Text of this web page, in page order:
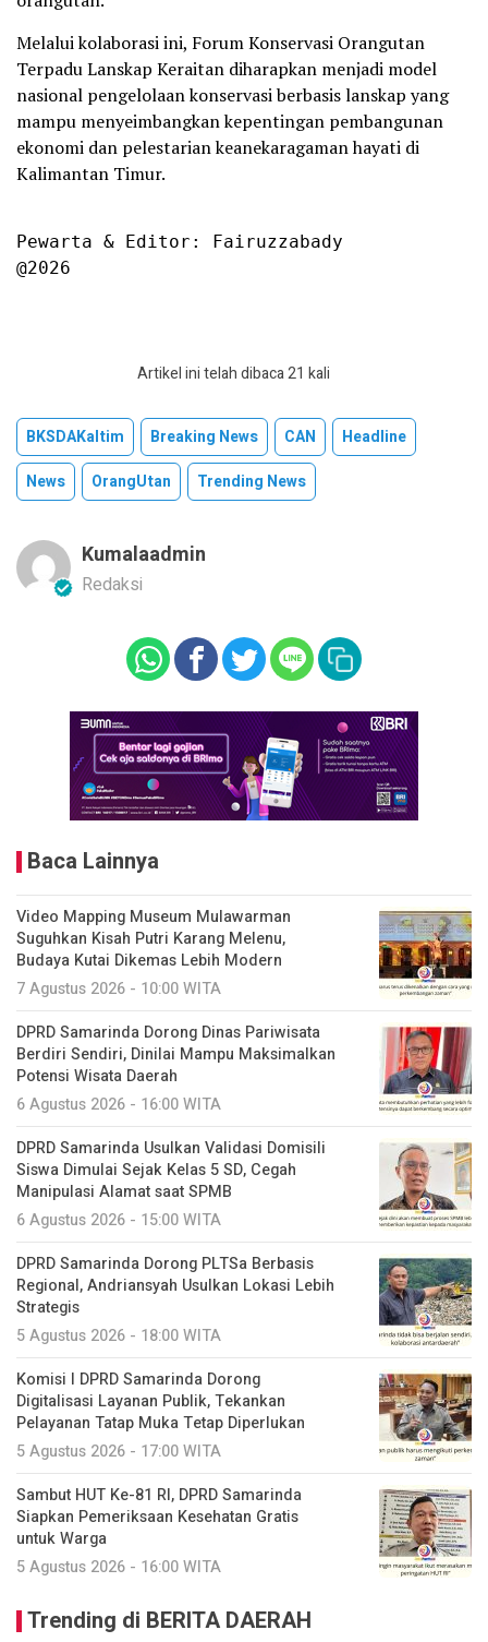
Melalui kolaborasi ini, Forum Konservasi Orangutan
Terpadu Lanskap Keraitan diharapkan menjadi model
nasional pengelolaan konservasi berbasis lanskap yang
mampu menyeimbangkan kepentingan pembangunan
ekonomi dan pelestarian keanekaragaman hayati di
Kalimantan Timur.
Pewarta & Editor: Fairuzzabady
@2026
Artikel ini telah dibaca 21 kali
BKSDAKaltim Breaking News CAN
Headline
News
OrangUtan Trending News
Kumalaadmin
Redaksi
Baca Lainnya
Video Mapping Museum Mulawarman
Suguhkan Kisah Putri Karang Melenu,
Budaya Kutai Dikemas Lebih Modern
7 Agustus 2026 - 10:00 WITA
DPRD Samarinda Dorong Dinas Pariwisata
Berdiri Sendiri, Dinilai Mampu Maksimalkan
Potensi Wisata Daerah
6 Agustus 2026 - 16:00 WITA
DPRD Samarinda Usulkan Validasi Domisili
Siswa Dimulai Sejak Kelas 5 SD, Cegah
Manipulasi Alamat saat SPMB
6 Agustus 2026 - 15:00 WITA
DPRD Samarinda Dorong PLTSa Berbasis
Regional, Andriansyah Usulkan Lokasi Lebih
Strategis
5 Agustus 2026 - 18:00 WITA
Komisi I DPRD Samarinda Dorong
Digitalisasi Layanan Publik, Tekankan
Pelayanan Tatap Muka Tetap Diperlukan
5 Agustus 2026 - 17:00 WITA
Sambut HUT Ke-81 RI, DPRD Samarinda
Siapkan Pemeriksaan Kesehatan Gratis
untuk Warga
5 Agustus 2026 - 16:00 WITA
Trending di BERITA DAERAH